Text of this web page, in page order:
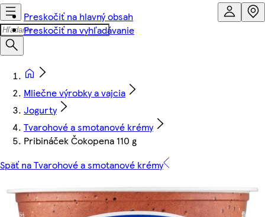
Preskočiť na hlavný obsah
Preskočiť na vyhľadávanie
Mliečne výrobky a vajcia
Jogurty
Tvarohové a smotanové krémy
Pribináček Čokopena 110 g
Späť na Tvarohové a smotanové krémy